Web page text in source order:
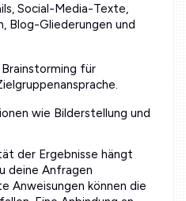
Social-Media-Texte,
Blog-Gliederungen und
für
wie Bilderstellung und
der Ergebnisse hängt
deine Anfragen
Anweisungen können die